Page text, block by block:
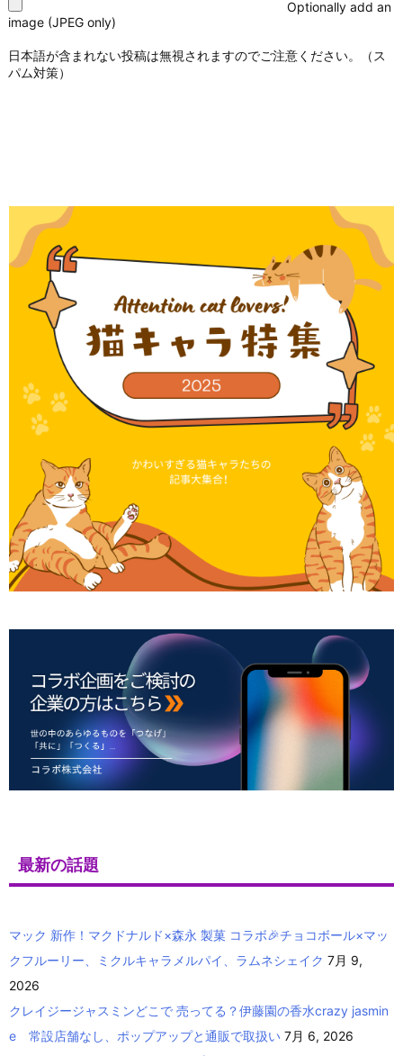
Optionally add an
image (JPEG only)
日本語が含まれない投稿は無視されますのでご注意ください。（ス
パム対策）
最新の話題
マック 新作！マクドナルド×森永 製菓 コラボ🎉チョコボール×マッ
クフルーリー、ミクルキャラメルパイ、ラムネシェイク 7月 9,
2026
クレイジージャスミンどこで 売ってる？伊藤園の香水crazy jasmin
e 常設店舗なし、ポップアップと通販で取扱い 7月 6, 2026